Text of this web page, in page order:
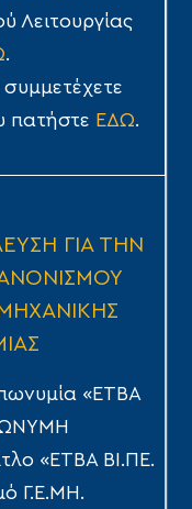
Λειτουργίας
.
συμμετέχετε
πατήστε ΕΔΩ.
ΓΙΑ ΤΗΝ
«ΕΤΒΑ
«ΕΤΒΑ ΒΙ.ΠΕ.
Γ.Ε.ΜΗ.